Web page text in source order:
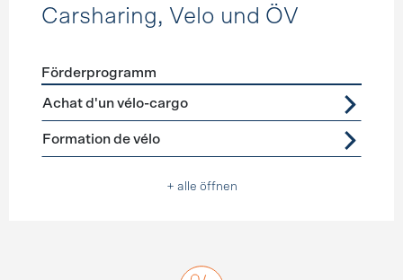
Carsharing, Velo und ÖV
Förderprogramme
Förderprogramm
Achat d'un vélo-cargo
Formation de vélo
+ alle öffnen